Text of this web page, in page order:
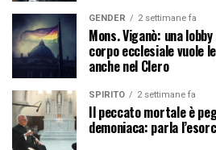
GENDER 2 settimane fa
Mons. Viganò: una
corpo ecclesiale vuole
anche nel Clero
SPIRITO 2 settimane fa
Il peccato mortale è
demoniaca: parla